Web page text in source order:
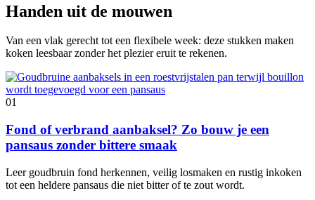
Handen uit de mouwen
Van een vlak gerecht tot een flexibele week: deze stukken maken
koken leesbaar zonder het plezier eruit te rekenen.
01
Fond of verbrand aanbaksel? Zo bouw je een
pansaus zonder bittere smaak
Leer goudbruin fond herkennen, veilig losmaken en rustig inkoken
tot een heldere pansaus die niet bitter of te zout wordt.